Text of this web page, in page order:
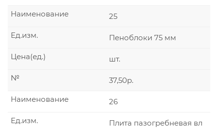
25
Наименование
Пеноблоки 75 мм
Ед.изм.
шт.
Цена(ед.)
37,50р.
№
26
Наименование
Плита пазогребневая вл
Ед.изм.